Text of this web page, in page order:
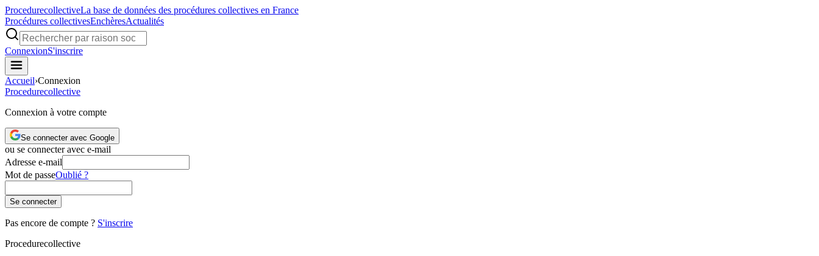
ProcedurecollectiveLa base de données des procédures collectives en France
Procédures collectivesEnchèresActualités
ConnexionS'inscrire
Accueil›Connexion
Procedurecollective
Connexion à votre compte
Se connecter avec Google
ou se connecter avec e-mail
Adresse e-mail
Mot de passeOublié ?
Se connecter
Pas encore de compte ? S'inscrire
Procedurecollective